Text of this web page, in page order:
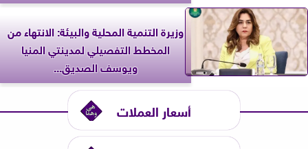
وزيرة التنمية المحلية والبيئة: الانتهاء من
المخطط التفصيلي لمدينتي المنيا
ويوسف الصديق...
أسعار العملات